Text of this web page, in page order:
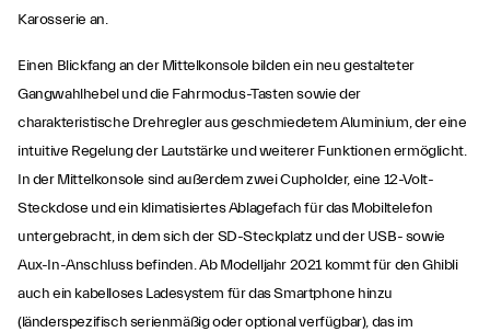
Karosserie an.
Einen Blickfang an der Mittelkonsole bilden ein neu gestalteter
Gangwahlhebel und die Fahrmodus-Tasten sowie der
charakteristische Drehregler aus geschmiedetem Aluminium, der eine
intuitive Regelung der Lautstärke und weiterer Funktionen ermöglicht.
In der Mittelkonsole sind außerdem zwei Cupholder, eine 12-Volt-
Steckdose und ein klimatisiertes Ablagefach für das Mobiltelefon
untergebracht, in dem sich der SD-Steckplatz und der USB- sowie
Aux-In-Anschluss befinden. Ab Modelljahr 2021 kommt für den Ghibli
auch ein kabelloses Ladesystem für das Smartphone hinzu
(länderspezifisch serienmäßig oder optional verfügbar), das im